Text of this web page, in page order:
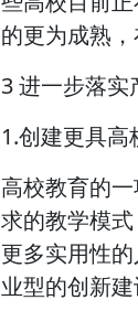
的更为成熟
3 进一步落实
1.创建更具
高校教育的
求的教学模
更多实用性
业型的创新建